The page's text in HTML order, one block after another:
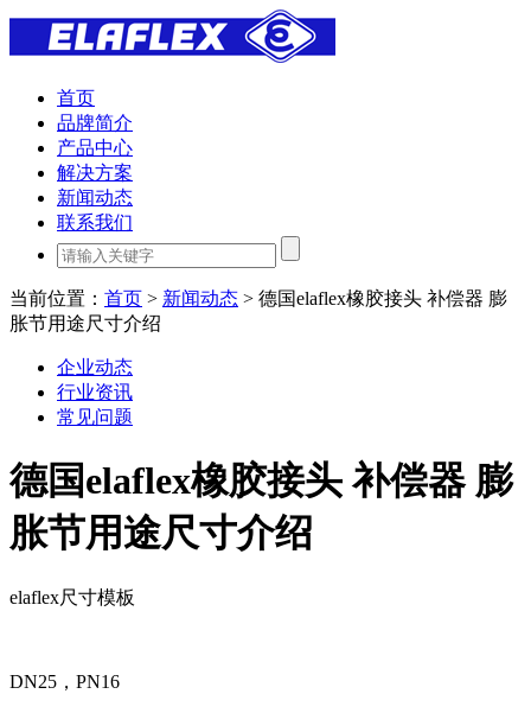
首页
品牌简介
产品中心
解决方案
新闻动态
联系我们
当前位置： 首页 > 新闻动态 > 德国elaflex橡胶接头 补偿器 膨
胀节用途尺寸介绍
企业动态
行业资讯
常见问题
德国elaflex橡胶接头 补偿器 膨
胀节用途尺寸介绍
elaflex尺寸模板
DN25，PN16